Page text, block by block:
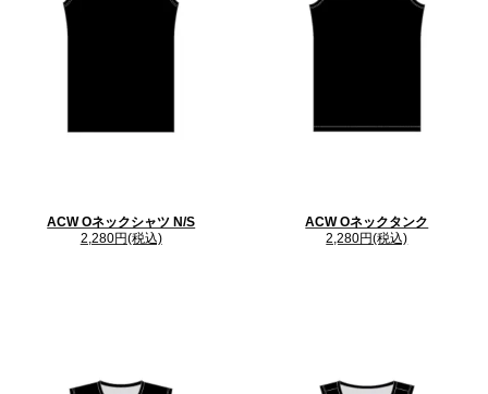
ACW Oネックシャツ N/S
2,280円(税込)
ACW Oネックタンク
2,280円(税込)